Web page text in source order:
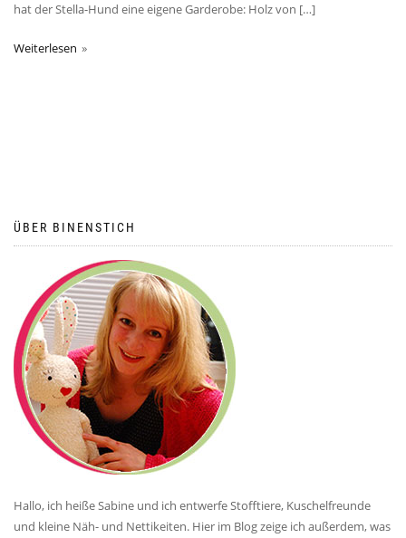
hat der Stella-Hund eine eigene Garderobe: Holz von […]
Weiterlesen
ÜBER BINENSTICH
Hallo, ich heiße Sabine und ich entwerfe Stofftiere, Kuschelfreunde
und kleine Näh- und Nettikeiten. Hier im Blog zeige ich außerdem, was